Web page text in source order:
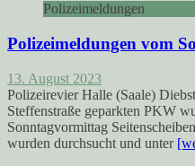
Polizeimeldungen
Polizeimeldungen vom
13. August 2023
Polizeirevier Halle (Saale)
Steffenstraße geparkten PKW
Sonntagvormittag
wurden durchsucht und unter